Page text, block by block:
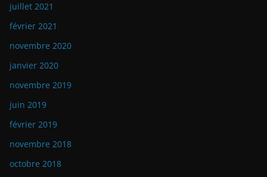
juillet 2021
février 2021
novembre 2020
janvier 2020
novembre 2019
juin 2019
février 2019
novembre 2018
octobre 2018